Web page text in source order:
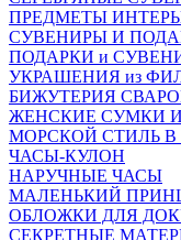
ПРЕДМЕТЫ
СУВЕНИРЫ И
ПОДАРКИ и
УКРАШЕНИЯ из
БИЖУТЕРИЯ
ЖЕНСКИЕ СУМКИ
МОРСКОЙ СТИЛЬ
ЧАСЫ-КУЛОН
НАРУЧНЫЕ ЧАСЫ
МАЛЕНЬКИЙ
ОБЛОЖКИ ДЛЯ
СЕКРЕТНЫЕ